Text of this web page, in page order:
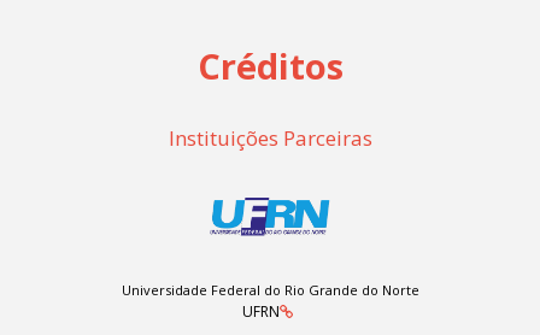
Créditos
Instituições Parceiras
Universidade Federal do Rio Grande do Norte
UFRN